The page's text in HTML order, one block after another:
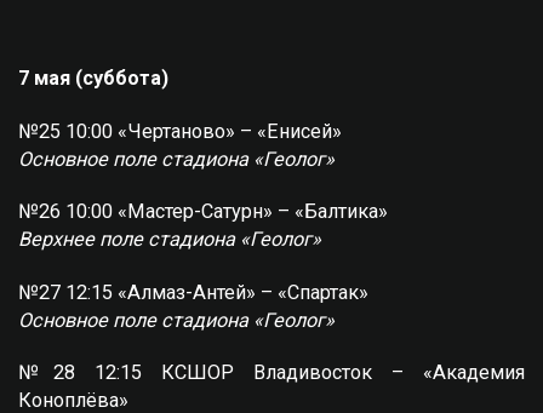
7 мая (суббота)
№25 10:00 «Чертаново» – «Енисей»
Основное поле стадиона «Геолог»
№26 10:00 «Мастер-Сатурн» – «Балтика»
Верхнее поле стадиона «Геолог»
№27 12:15 «Алмаз-Антей» – «Спартак»
Основное поле стадиона «Геолог»
№28 12:15 КСШОР Владивосток – «Академия
Коноплёва»